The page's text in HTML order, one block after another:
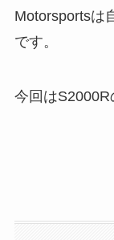
Motorsportsは
です。
今回はS2000R